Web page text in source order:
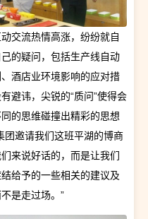
交流热情高涨，纷纷就自
的疑问，包括生产线自动
酒店业环境影响的应对措
避讳，尖锐的“质问”使得会
的思维碰撞出精彩的思想
团邀请我们这班平湖的博商
来说好话的，而是让我们
给予的一些相关的建议及
是走过场。”